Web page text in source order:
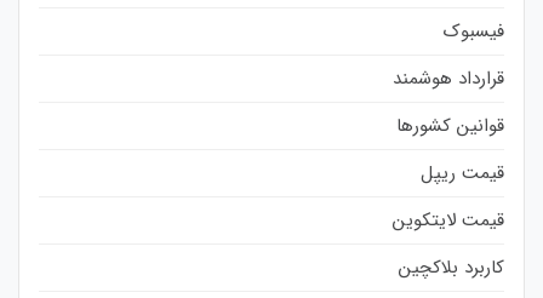
فیسبوک
قرارداد هوشمند
قوانین کشورها
قیمت ریپل
قیمت لایتکوین
کاربرد بلاکچین